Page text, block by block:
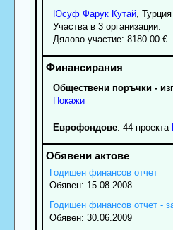
Юсуф Фарук Кутай, Турция
Участва в 3 организации.
Дялово участие: 8180.00 €.
Обществени поръчки -
Покажи
Еврофондове: 44 проекта
Годишен финансов отчет
Обявен: 15.08.2008
Годишен финансов отчет -
Обявен: 30.06.2009